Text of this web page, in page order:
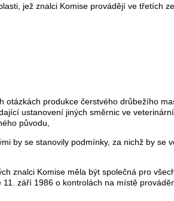
jež znalci Komise provádějí ve třetích
produkce čerstvého drůbežího
ustanovení jiných směrnic ve
původu,
by se stanovily podmínky, za nichž by se
znalci Komise měla být společná pro
září 1986 o kontrolách na místě